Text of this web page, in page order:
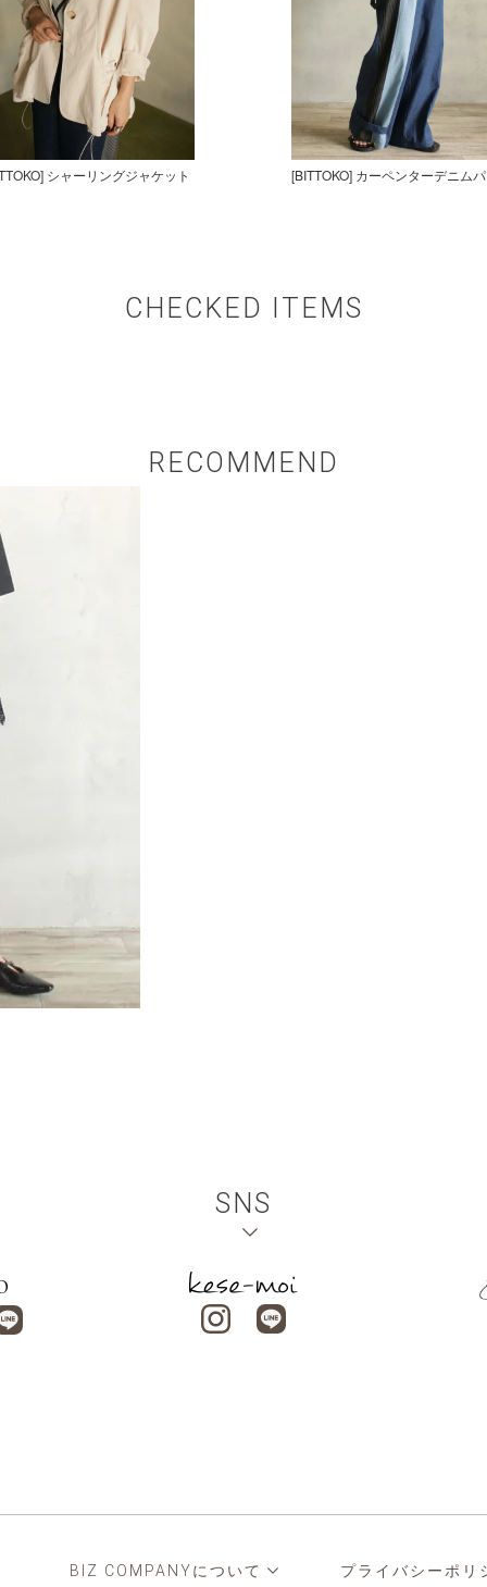
シャーリングジャケット [BITTOKO] カーペンターデニム
CHECKED ITEMS
RECOMMEND
SNS
BIZ COMPANYについて プライバシーポリ